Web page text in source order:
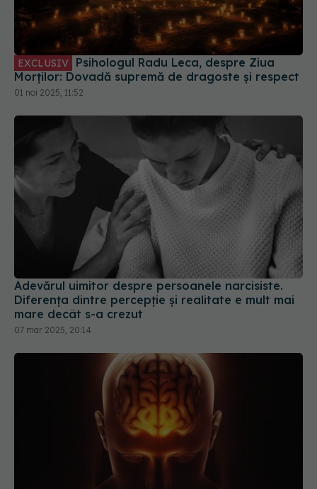
EXCLUSIV
Morților: Dovadă supremă de dragoste și respect
01 noi 2025, 11:52
Adevărul uimitor despre persoanele narcisiste.
Diferența dintre percepție și realitate e mult mai
mare decât s-a crezut
07 mar 2025, 20:14